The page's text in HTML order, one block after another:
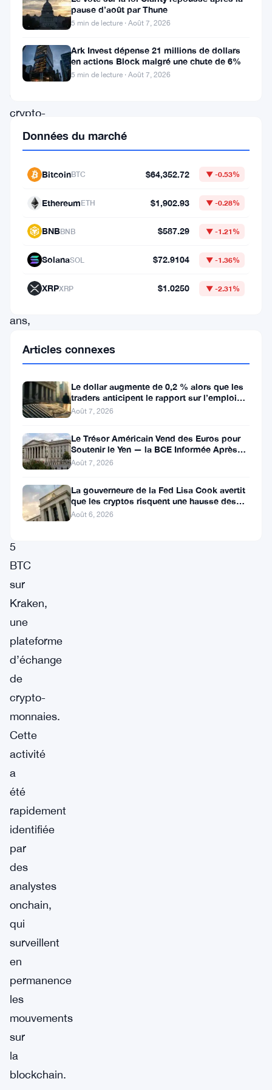
produit
monde
crypto-
monnaies
une
bitcoin,
inactive
plus
ans,
déplacé
BTC
vers
une
nouvelle
adresse
5
BTC
sur
Kraken,
une
plateforme
d’échange
de
crypto-
monnaies.
Cette
activité
a
été
rapidement
identifiée
par
des
analystes
onchain,
qui
surveillent
en
permanence
les
mouvements
sur
la
blockchain.
pause d’août par Thune
5 min de lecture · Août 7, 2026
Ark Invest dépense 21 millions de dollars
en actions Block malgré une chute de 6%
5 min de lecture · Août 7, 2026
Données du marché
BitcoinBTC $64,352.72 ▼ -0.53%
EthereumETH $1,902.93 ▼ -0.28%
BNBBNB $587.29 ▼ -1.21%
SolanaSOL $72.9104 ▼ -1.36%
XRPXRP $1.0250 ▼ -2.31%
Articles connexes
Le dollar augmente de 0,2 % alors que les
traders anticipent le rapport sur l’emploi
aux États-Unis
Août 7, 2026
Le Trésor Américain Vend des Euros pour
Soutenir le Yen — la BCE Informée Après
Coup
Août 7, 2026
La gouverneure de la Fed Lisa Cook avertit
que les cryptos risquent une hausse des
taux
Août 6, 2026